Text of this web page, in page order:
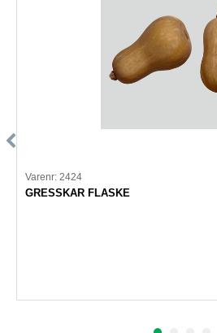
Varenr: 2424
GRESSKAR FLASKE